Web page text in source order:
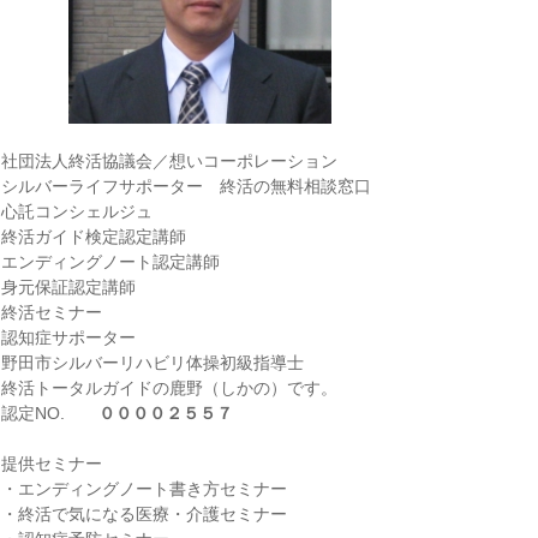
社団法人終活協議会／想いコーポレーション
シルバーライフサポーター 終活の無料相談窓口
心託コンシェルジュ
終活ガイド検定認定講師
エンディングノート認定講師
身元保証認定講師
終活セミナー
認知症サポーター
野田市シルバーリハビリ体操初級指導士
終活トータルガイドの鹿野（しかの）です。
認定NO.
００００２５５７
提供セミナー
・エンディングノート書き方セミナー
・終活で気になる医療・介護セミナー